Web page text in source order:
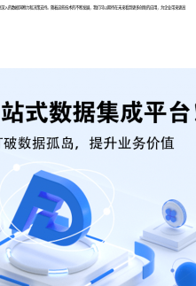
的数据洞察力和决策支持。随着这些技术的不断发展，我们可以期待在未来看到更多创新的应用，为企业带来更高